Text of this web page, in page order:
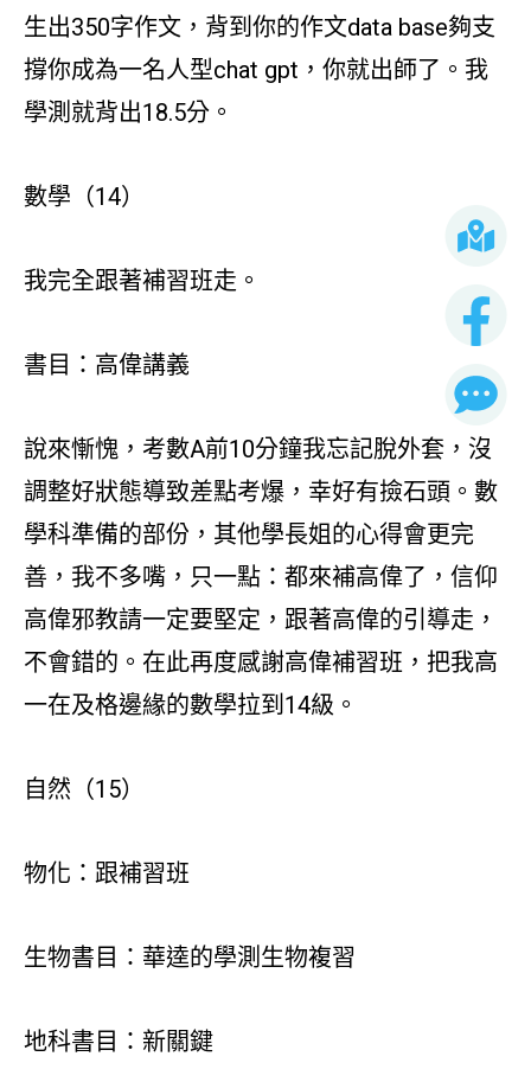
生出350字作文，背到你的作文data base夠支
撐你成為一名人型chat gpt，你就出師了。我
學測就背出18.5分。
數學（14）
我完全跟著補習班走。
書目：高偉講義
說來慚愧，考數A前10分鐘我忘記脫外套，沒
調整好狀態導致差點考爆，幸好有撿石頭。數
學科準備的部份，其他學長姐的心得會更完
善，我不多嘴，只一點：都來補高偉了，信仰
高偉邪教請一定要堅定，跟著高偉的引導走，
不會錯的。在此再度感謝高偉補習班，把我高
一在及格邊緣的數學拉到14級。
自然（15）
物化：跟補習班
生物書目：華逵的學測生物複習
地科書目：新關鍵